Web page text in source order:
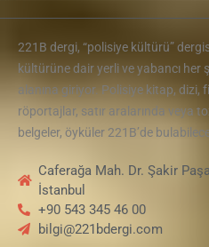
221B dergi, “polisiye kültürü”
kültürüne dair yerli ve yabancı her
alanına giriyor. Polisiye kitap, dizi,
röportajlar, satır aralarında veya
belgeler, öyküler 221B’de
Caferağa Mah. Dr. Şakir
İstanbul
+90 543 345 46 00
bilgi@221bdergi.com